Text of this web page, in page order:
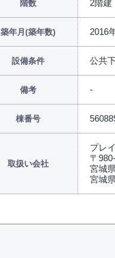
階数 2階建
築年月(築年数) 2016
設備条件 公共
備考
棟番号
取扱い会社
プレ
〒
宮城
宮城